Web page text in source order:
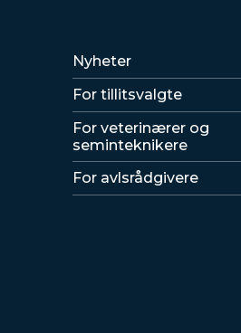
Lenker
Nyheter
For tillitsvalgte
For veterinærer og
seminteknikere
For avlsrådgivere